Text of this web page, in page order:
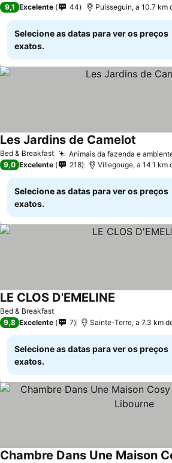
9,1 Excelente 44 Puisseguin, a 10.7 km
Selecione as datas para ver os preços
exatos.
Bed & Breakfast Animais da fazenda e
Les Jardins de Camelot
9,0 Excelente 218 Villegouge, a 14.1 km
Selecione as datas para ver os preços
exatos.
Bed & Breakfast
LE CLOS D'EMELINE
9,8 Excelente 7 Sainte-Terre, a 7.3 km
Selecione as datas para ver os preços
exatos.